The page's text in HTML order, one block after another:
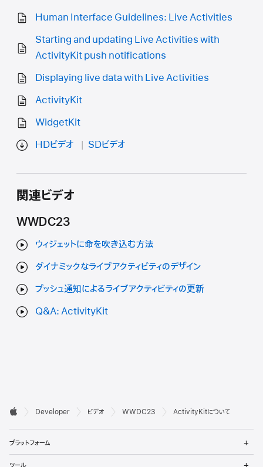
Human Interface Guidelines: Live Activities
Starting and updating Live Activities with
ActivityKit push notifications
Displaying live data with Live Activities
ActivityKit
WidgetKit
HDビデオ
SDビデオ
関連ビデオ
WWDC23
ウィジェットに命を吹き込む方法
ダイナミックなライブアクティビティのデザイン
プッシュ通知によるライブアクティビティの更新
Q&A: ActivityKit
デ
ベ
ロ

Developer ビデオ WWDC23 ActivityKitについて
プラットフォーム
ュ